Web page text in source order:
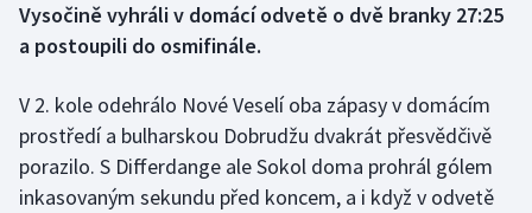
Florbal
Golf
Gymnastika
Vysočině vyhráli v domácí odvetě o dvě branky 27:25
a postoupili do osmifinále.
V 2. kole odehrálo Nové Veselí oba zápasy v domácím
prostředí a bulharskou Dobrudžu dvakrát přesvědčivě
porazilo. S Differdange ale Sokol doma prohrál gólem
inkasovaným sekundu před koncem, a i když v odvetě